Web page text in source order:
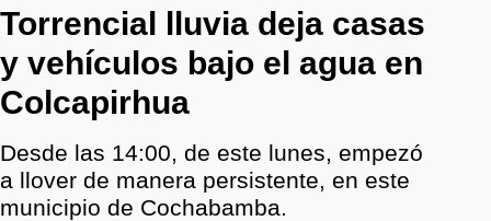
Torrencial lluvia deja casas
y vehículos bajo el agua en
Colcapirhua
Desde las 14:00, de este lunes, empezó
a llover de manera persistente, en este
municipio de Cochabamba.